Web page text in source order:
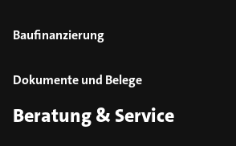
Baufinanzierung
Dokumente und Belege
Beratung & Service